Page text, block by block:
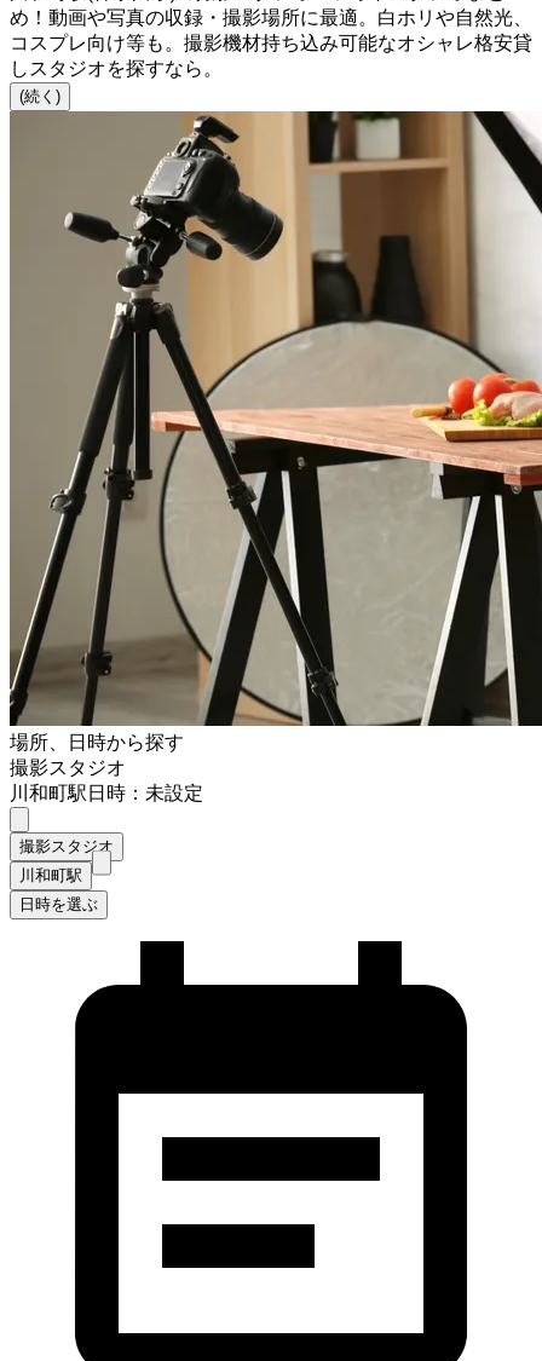
め！動画や写真の収録・撮影場所に最適。白ホリや自然光、
コスプレ向け等も。撮影機材持ち込み可能なオシャレ格安貸
しスタジオを探すなら。
(続く)
場所、日時から探す
撮影スタジオ
川和町駅日時：未設定
撮影スタジオ
川和町駅
日時を選ぶ